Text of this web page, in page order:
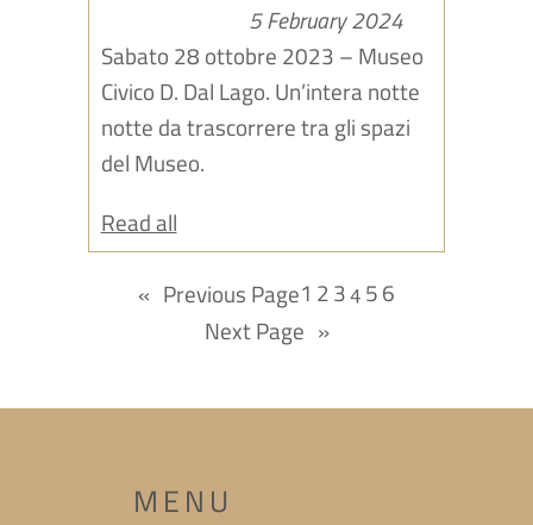
5 February 2024
Sabato 28 ottobre 2023 – Museo
Civico D. Dal Lago. Un’intera notte
notte da trascorrere tra gli spazi
del Museo.
Read all
« Previous Page1 23 4 56
Next Page »
MENU